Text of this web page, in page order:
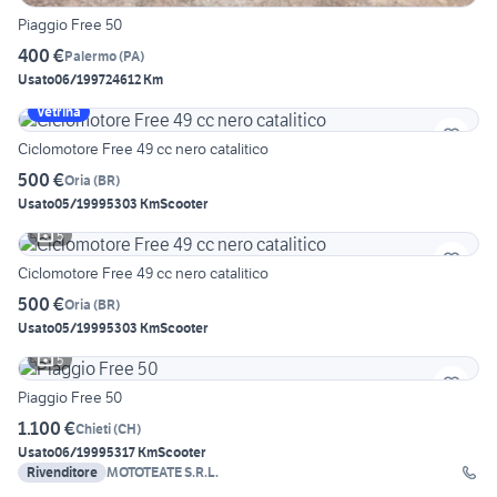
Piaggio Free 50
400 €Palermo(PA)
Usato06/199724612 Km
Vetrina
Ciclomotore Free 49 cc nero catalitico
500 €Oria (BR)
Usato05/19995303 KmScooter
5
Ciclomotore Free 49 cc nero catalitico
500 €Oria (BR)
Usato05/19995303 KmScooter
5
Piaggio Free 50
1.100 €Chieti(CH)
Usato06/19995317 KmScooter
Rivenditore MOTOTEATE S.R.L.